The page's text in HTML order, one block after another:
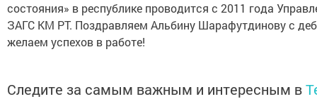
состояния» в республике проводится с 2011 года
ЗАГС КМ РТ. Поздравляем Альбину Шарафутдинову с
желаем успехов в работе!
Следите за самым важным и интересным в